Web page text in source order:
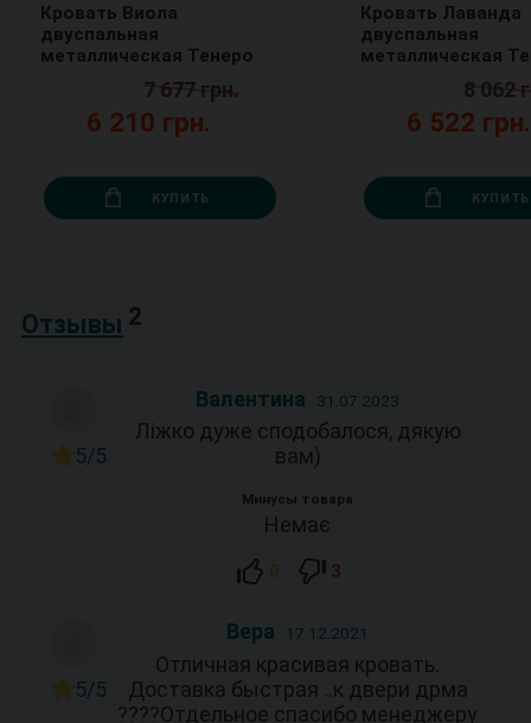
Кровать Виола
двуспальная
металлическая Тенеро
6 210 грн.
7 677 грн.
КУПИТЬ
Кровать Лаванда
двуспальная
металлическая
6 522
8 062
КУПИТЬ
Отзывы 2
5/5
Валентина 31.07.2023
Ліжко дуже сподобалося, дякую
вам)
Минусы товара
Немає
0 3
5/5
Вера 17.12.2021
Отличная красивая кровать.
Доставка быстрая ..к двери дрма
????Отдельное спасибо менеджеру